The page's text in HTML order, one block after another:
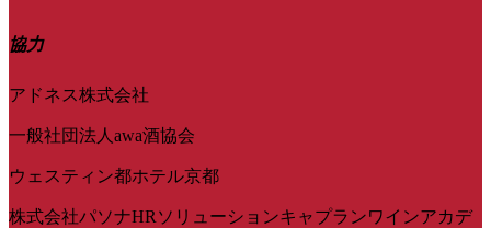
協力
アドネス株式会社
一般社団法人awa酒協会
ウェスティン都ホテル京都
株式会社パソナHRソリューションキャプランワインアカデ